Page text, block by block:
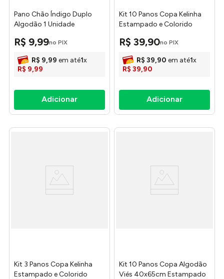
Pano Chão Índigo Duplo
Algodão 1 Unidade
R$ 9,99no PIX
R$ 9,99 em até1x
R$ 9,99
Kit 10 Panos Copa Kelinha
Estampado e Colorido
0074EC Textil Silva
R$ 39,90no PIX
R$ 39,90 em até1x
R$ 39,90
Kit 3 Panos Copa Kelinha
Estampado e Colorido
Kit 10 Panos Copa Algodão
Viés 40x65cm Estampado